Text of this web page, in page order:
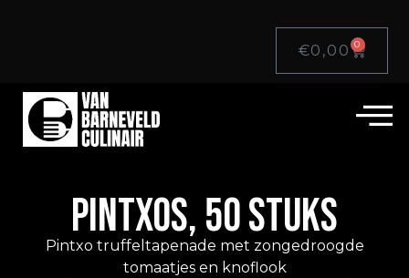
€0,00 0
PINTXOS, 50 STUKS
Pintxo truffeltapenade met zongedroogde
tomaatjes en knoflook